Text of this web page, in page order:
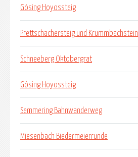
Gösing Hoyossteig
Prettschachersteig und Krummbachstein
Schneeberg Oktobergrat
Gösing Hoyossteig
Semmering Bahnwanderweg
Miesenbach Biedermeierrunde